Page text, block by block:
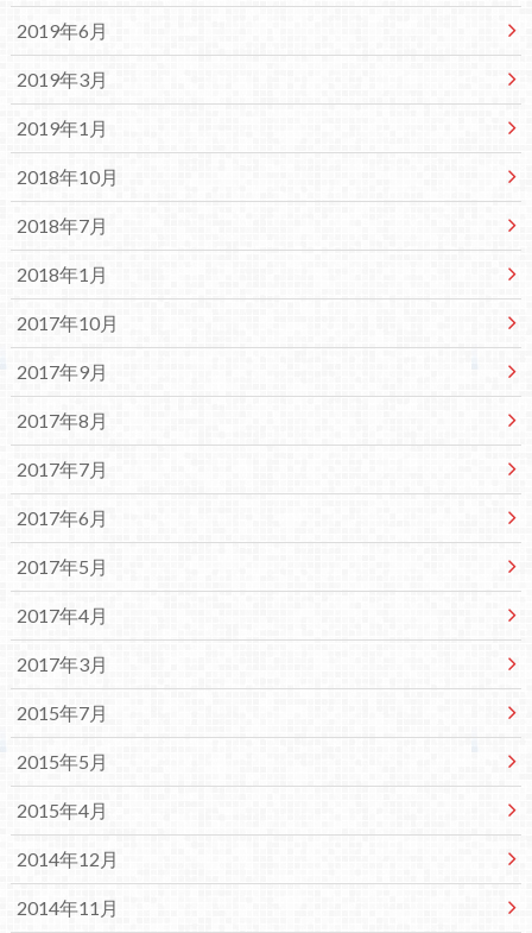
2019年6月
2019年3月
2019年1月
2018年10月
2018年7月
2018年1月
2017年10月
2017年9月
2017年8月
2017年7月
2017年6月
2017年5月
2017年4月
2017年3月
2015年7月
2015年5月
2015年4月
2014年12月
2014年11月